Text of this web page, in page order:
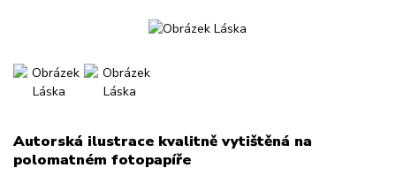
Autorská ilustrace kvalitně vytištěná na
polomatném fotopapíře